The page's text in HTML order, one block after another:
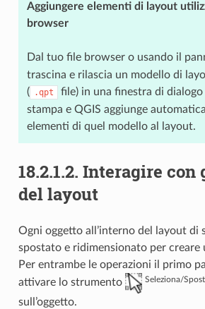
Aggiungere elementi di layout
browser
Dal tuo file browser o usando il
trascina e rilascia un modello di
( .qpt
file) in una finestra di
stampa e QGIS aggiunge
elementi di quel modello al layout.
18.2.1.2. Interagire con
del layout
Ogni oggetto all’interno del layout di
spostato e ridimensionato per
Per entrambe le operazioni il primo
attivare lo strumento
Seleziona/
sull’oggetto.